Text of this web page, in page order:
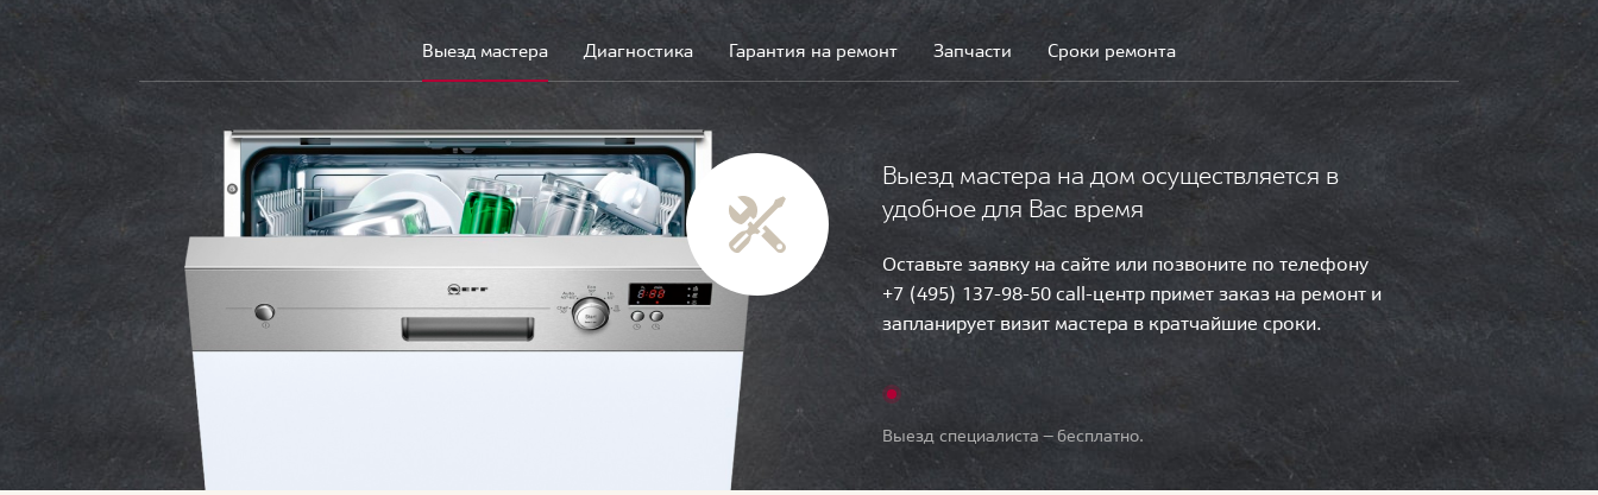
Выезд мастера Диагностика Гарантия на ремонт Запчасти Сроки ремонта
Выезд мастера на дом осуществляется в
удобное для Вас время
Оставьте заявку на сайте или позвоните по телефону
+7 (495) 137-98-50 call-центр примет заказ на ремонт и
запланирует визит мастера в кратчайшие сроки.
Выезд специалиста — бесплатно.